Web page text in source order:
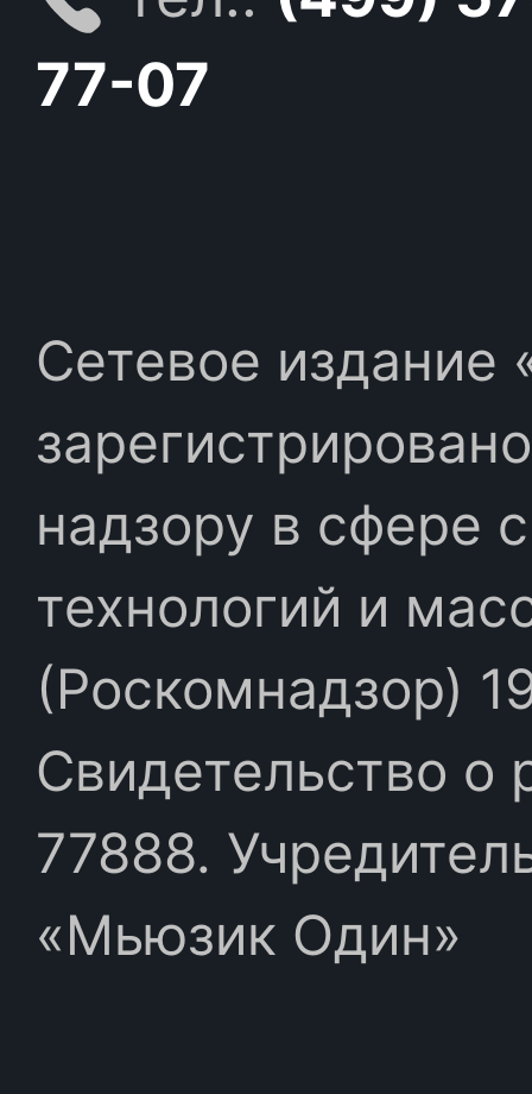
77-07
Сетевое издание
надзору в сфере
технологий и
(Роскомнадзор)
Свидетельство
77888.
«Мьюзик Один»